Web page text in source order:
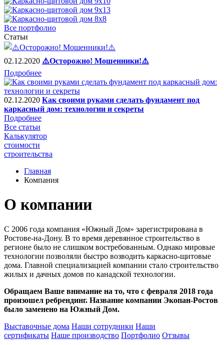
Все портфолио
Статьи
02.12.2020 ⚠️Осторожно! Мошенники!⚠️
Подробнее
02.12.2020 Как своими руками сделать фундамент под
каркасный дом: технологии и секреты
Подробнее
Все статьи
Калькулятор
стоимости
строительства
Главная
Компания
О компании
С 2006 года компания «Южный Дом» зарегистрирована в
Ростове-на-Дону. В то время деревянное строительство в
регионе было не слишком востребованным. Однако мировые
технологии позволяли быстро возводить каркасно-щитовые
дома. Главной специализацией компании стало строительство
жилых и дачных домов по канадской технологии.
Обращаем Ваше внимание на то, что с февраля 2018 года
произошел ребрендинг. Название компании Экопан-Ростов
было заменено на Южный Дом.
Выставочные дома Наши сотрудники Наши
сертификаты Наше производство Портфолио Отзывы